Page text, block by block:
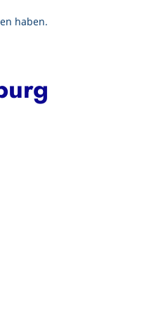
haben.